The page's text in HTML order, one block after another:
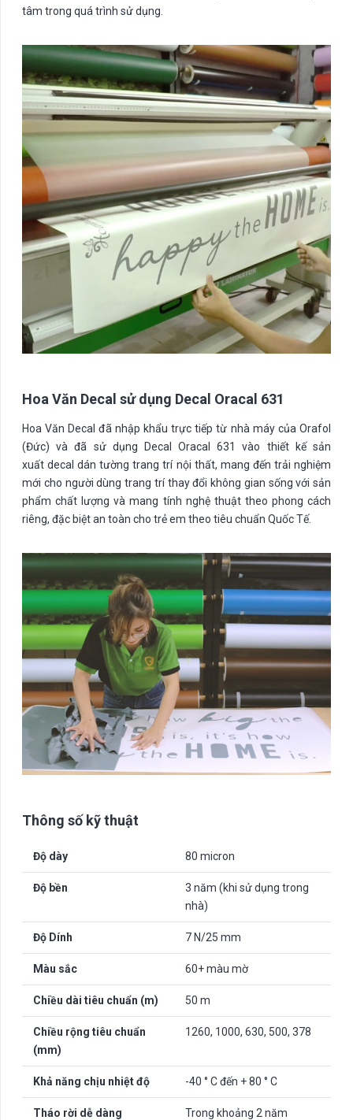
tâm trong quá trình sử dụng.
Hoa Văn Decal sử dụng Decal Oracal 631
Hoa Văn Decal đã nhập khẩu trực tiếp từ nhà máy của Orafol
(Đức) và đã sử dụng Decal Oracal 631 vào thiết kế sản
xuất decal dán tường trang trí nội thất, mang đến trải nghiệm
mới cho người dùng trang trí thay đổi không gian sống với sản
phẩm chất lượng và mang tính nghệ thuật theo phong cách
riêng, đặc biệt an toàn cho trẻ em theo tiêu chuẩn Quốc Tế.
Thông số kỹ thuật
Độ dày 80 micron
Độ bền
3 năm (khi sử dụng trong
nhà)
Độ Dính 7 N/25 mm
Màu sắc 60+ màu mờ
Chiều dài tiêu chuẩn (m) 50 m
Chiều rộng tiêu chuẩn
(mm)
1260, 1000, 630, 500, 378
Khả năng chịu nhiệt độ -40 ° C đến + 80 ° C
Tháo rời dễ dàng Trong khoảng 2 năm